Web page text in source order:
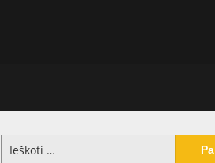
Ieškoti: